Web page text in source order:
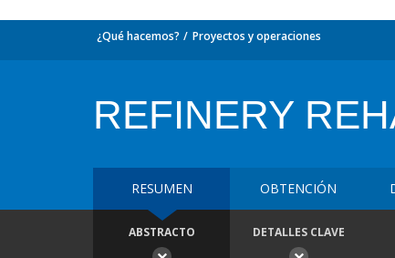
¿Qué hacemos? Proyectos y operaciones
REFINERY
RESUMEN OBTENCIÓN
ABSTRACTO DETALLES CLAVE